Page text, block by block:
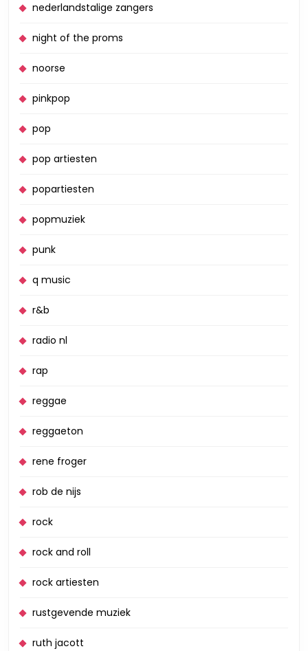
nederlandstalige zangers
night of the proms
noorse
pinkpop
pop
pop artiesten
popartiesten
popmuziek
punk
q music
r&b
radio nl
rap
reggae
reggaeton
rene froger
rob de nijs
rock
rock and roll
rock artiesten
rustgevende muziek
ruth jacott